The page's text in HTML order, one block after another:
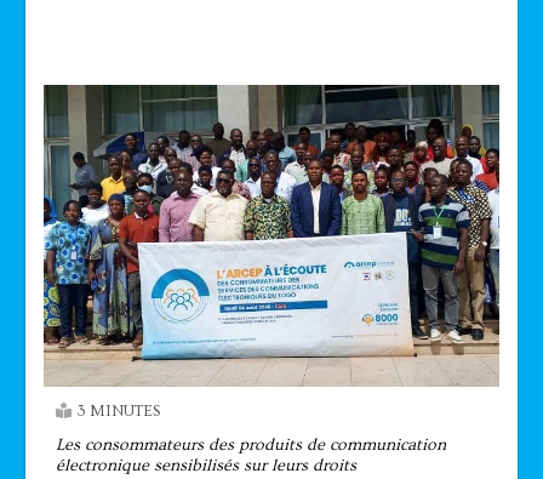
3 MINUTES
Les consommateurs des produits de communication
électronique sensibilisés sur leurs droits